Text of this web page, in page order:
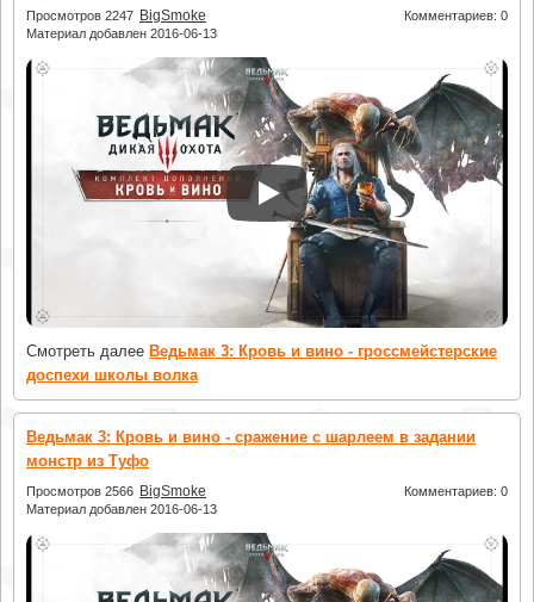
Просмотров 2247 BigSmoke
Материал добавлен 2016-06-13
Комментариев: 0
Смотреть далее Ведьмак 3: Кровь и вино - гроссмейстерские
доспехи школы волка
Ведьмак 3: Кровь и вино - сражение с шарлеем в задании
монстр из Туфо
Просмотров 2566 BigSmoke
Материал добавлен 2016-06-13
Комментариев: 0